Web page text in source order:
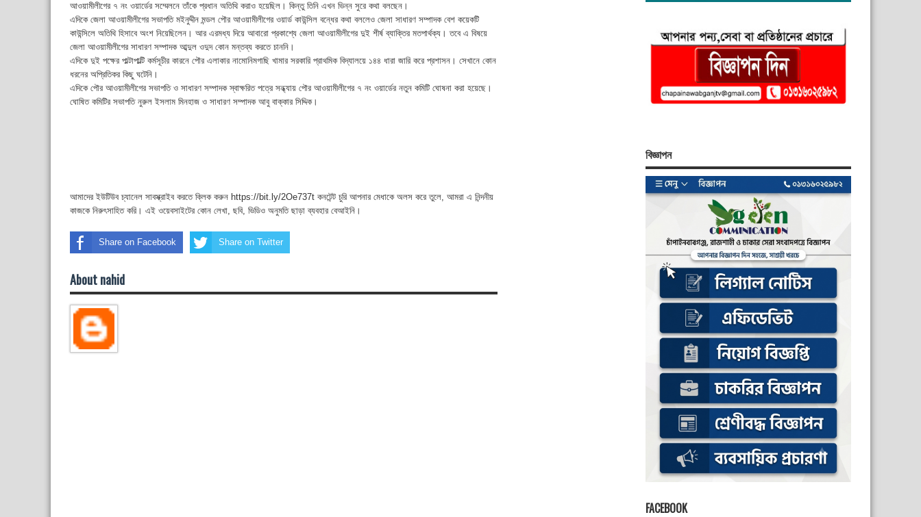
আওয়ামীলীগের ৭ নং ওয়ার্ডের সম্মেলনে তাঁকে প্রধান অতিথি করাও হয়েছিল। কিন্তু তিনি এখন ভিন্ন সুরে কথা বলছেন।
এদিকে জেলা আওয়ামীলীগের সভাপতি মইনুদ্দীন মন্ডল পৌর আওয়ামীলীগের ওয়ার্ড কাউন্সিল বন্ধের কথা বললেও জেলা সাধারণ সম্পাদক বেশ কয়েকটি
কাউন্সিলে অতিথি হিসাবে অংশ নিয়েছিলেন। আর এরমধ্য দিয়ে আবারো প্রকাশ্যে জেলা আওয়ামীলীগের দুই শীর্ষ ব্যাক্তির মতপার্থক্য। তবে এ বিষয়ে
জেলা আওয়ামীলীগের সাধারণ সম্পাদক আব্দুল ওদুদ কোন মন্তব্য করতে চাননি।
এদিকে দুই পক্ষের পাল্টাপাল্টি কর্মসূচীর কারনে পৌর এলাকার নামোনিমগাছি খামার সরকারি প্রাথমিক বিদ্যালয়ে ১৪৪ ধারা জারি করে প্রশাসন। সেখানে কোন
ধরনের অপ্রিতিকর কিছু ঘটেনি।
এদিকে পৌর আওয়ামীলীগের সভাপতি ও সাধারণ সম্পাদক স্বাক্ষরিত পত্রে সন্ধ্যায় পৌর আওয়ামীলীগের ৭ নং ওয়ার্ডের নতুন কমিটি ঘোষনা করা হয়েছে।
ঘোষিত কমিটির সভাপতি নুরুল ইসলাম মিনহাজ ও সাধারণ সম্পাদক আবু বাক্কার সিদ্দিক।
আমাদের ইউটিউব চ্যানেল সাবস্ক্রাইব করতে ক্লিক করুন https://bit.ly/2Oe737t কনটেন্ট চুরি আপনার মেধাকে অলস করে তুলে, আমরা এ নিন্দনীয়
কাজকে নিরুৎসাহিত করি। এই ওয়েবসাইটের কোন লেখা, ছবি, ভিডিও অনুমতি ছাড়া ব্যবহার বেআইনি।
Share on Facebook Share on Twitter
About nahid
বিজ্ঞাপন
FACEBOOK